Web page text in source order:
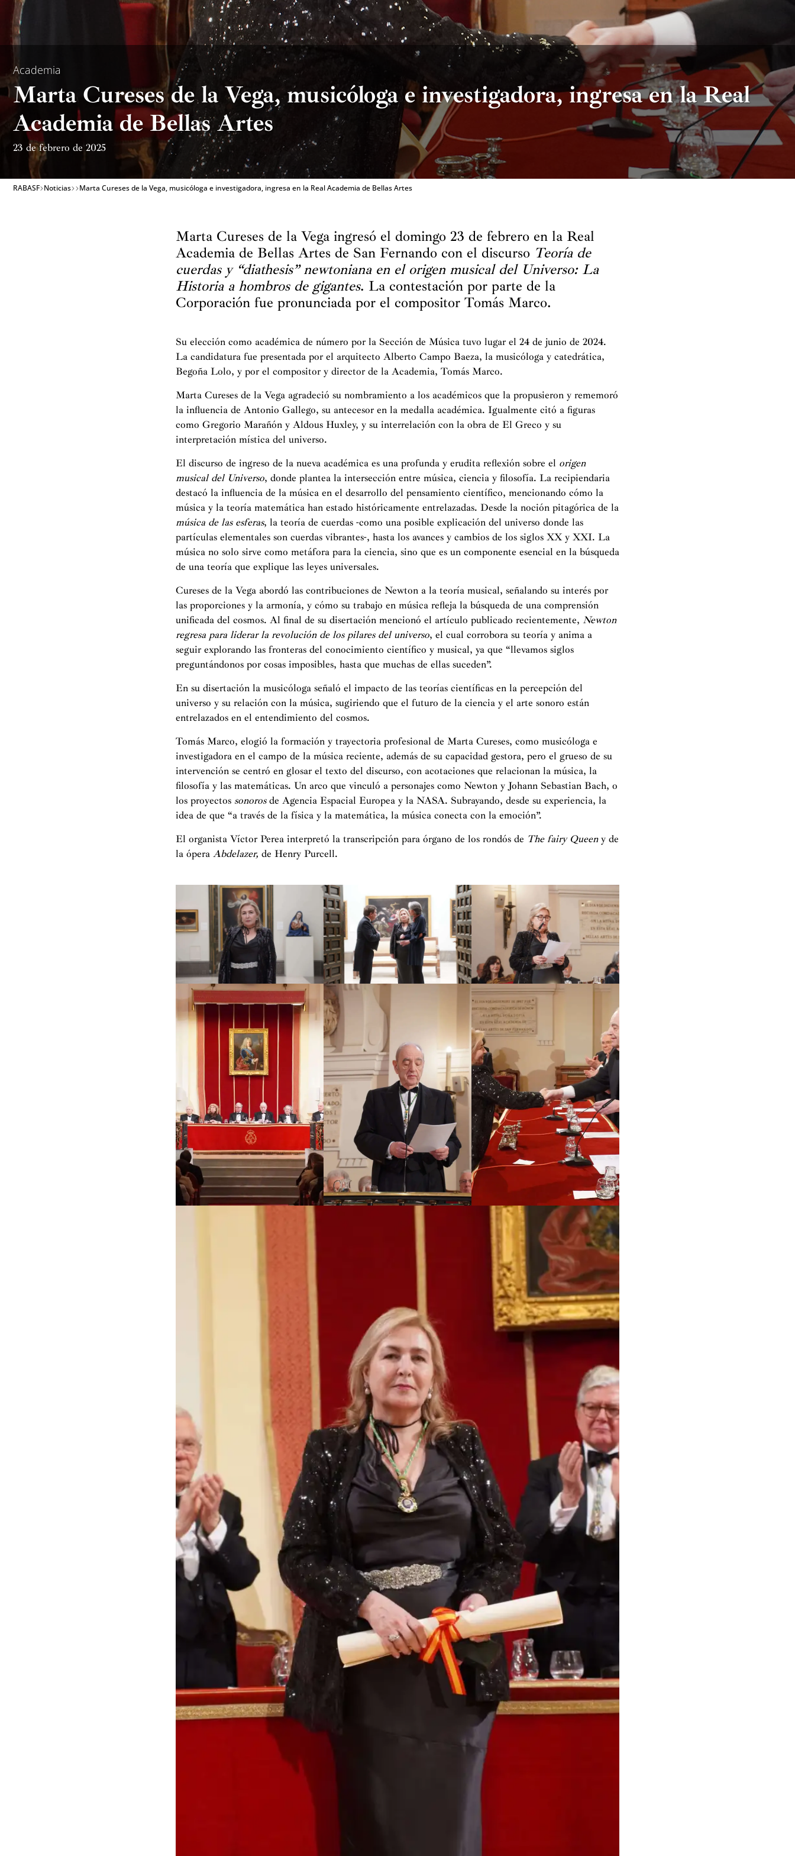
Academia
Marta Cureses de la Vega, musicóloga e investigadora, ingresa en la Real
Academia de Bellas Artes
23 de febrero de 2025
RABASF Noticias Marta Cureses de la Vega, musicóloga e investigadora, ingresa en la Real Academia de Bellas Artes
Marta Cureses de la Vega ingresó el domingo 23 de febrero en la Real
Academia de Bellas Artes de San Fernando con el discurso Teoría de
cuerdas y “diathesis” newtoniana en el origen musical del Universo: La
Historia a hombros de gigantes. La contestación por parte de la
Corporación fue pronunciada por el compositor Tomás Marco.
Su elección como académica de número por la Sección de Música tuvo lugar el 24 de junio de 2024.
La candidatura fue presentada por el arquitecto Alberto Campo Baeza, la musicóloga y catedrática,
Begoña Lolo, y por el compositor y director de la Academia, Tomás Marco.
Marta Cureses de la Vega agradeció su nombramiento a los académicos que la propusieron y rememoró
la influencia de Antonio Gallego, su antecesor en la medalla académica. Igualmente citó a figuras
como Gregorio Marañón y Aldous Huxley, y su interrelación con la obra de El Greco y su
interpretación mística del universo.
El discurso de ingreso de la nueva académica es una profunda y erudita reflexión sobre el origen
musical del Universo, donde plantea la intersección entre música, ciencia y filosofía. La recipiendaria
destacó la influencia de la música en el desarrollo del pensamiento científico, mencionando cómo la
música y la teoría matemática han estado históricamente entrelazadas. Desde la noción pitagórica de la
música de las esferas, la teoría de cuerdas -como una posible explicación del universo donde las
partículas elementales son cuerdas vibrantes-, hasta los avances y cambios de los siglos XX y XXI. La
música no solo sirve como metáfora para la ciencia, sino que es un componente esencial en la búsqueda
de una teoría que explique las leyes universales.
Cureses de la Vega abordó las contribuciones de Newton a la teoría musical, señalando su interés por
las proporciones y la armonía, y cómo su trabajo en música refleja la búsqueda de una comprensión
unificada del cosmos. Al final de su disertación mencionó el artículo publicado recientemente, Newton
regresa para liderar la revolución de los pilares del universo, el cual corrobora su teoría y anima a
seguir explorando las fronteras del conocimiento científico y musical, ya que “llevamos siglos
preguntándonos por cosas imposibles, hasta que muchas de ellas suceden”.
En su disertación la musicóloga señaló el impacto de las teorías científicas en la percepción del
universo y su relación con la música, sugiriendo que el futuro de la ciencia y el arte sonoro están
entrelazados en el entendimiento del cosmos.
Tomás Marco, elogió la formación y trayectoria profesional de Marta Cureses, como musicóloga e
investigadora en el campo de la música reciente, además de su capacidad gestora, pero el grueso de su
intervención se centró en glosar el texto del discurso, con acotaciones que relacionan la música, la
filosofía y las matemáticas. Un arco que vinculó a personajes como Newton y Johann Sebastian Bach, o
los proyectos sonorosde Agencia Espacial Europea y la NASA. Subrayando, desde su experiencia, la
idea de que “a través de la física y la matemática, la música conecta con la emoción”.
El organista Víctor Perea interpretó la transcripción para órgano de los rondós de The fairy Queeny de
la ópera Abdelazer, de Henry Purcell.